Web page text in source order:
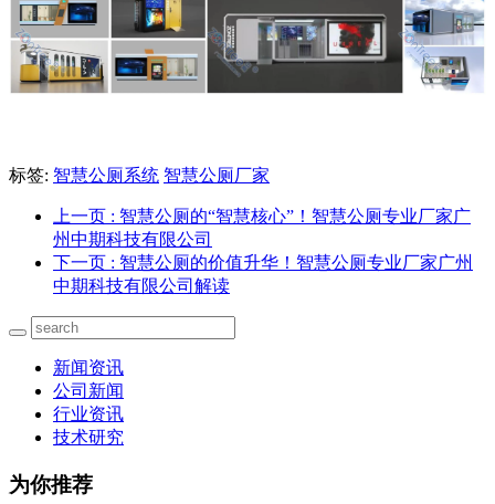
标签: 智慧公厕系统 智慧公厕厂家
上一页 : 智慧公厕的“智慧核心”！智慧公厕专业厂家广
州中期科技有限公司
下一页 : 智慧公厕的价值升华！智慧公厕专业厂家广州
中期科技有限公司解读
新闻资讯
公司新闻
行业资讯
技术研究
为你推荐